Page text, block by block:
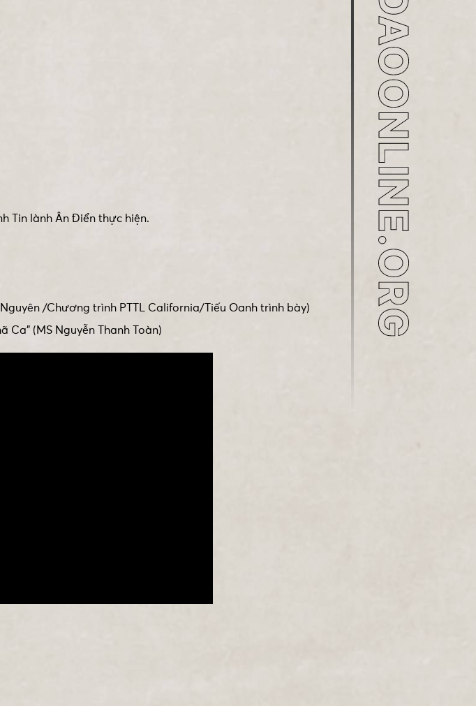
Tin lành Ân Điển thực hiện.
/Chương trình PTTL California/Tiếu Oanh trình bày)
Ca” (MS Nguyễn Thanh Toàn)